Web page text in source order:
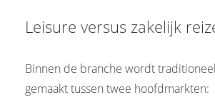
Leisure versus zakelijk
Binnen de branche wordt
gemaakt tussen twee hoofdmarkten: